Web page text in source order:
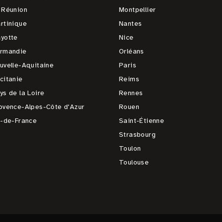
Aquitaine
de la Loire
Alpes-Côte d'Azur
de-France
Montpellier
Nantes
Nice
Orléans
Paris
Reims
Rennes
Rouen
Saint-Étienne
Strasbourg
Toulon
Toulouse